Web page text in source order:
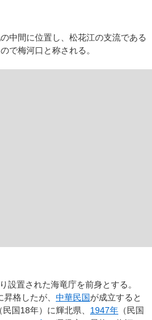
中間に位置し、松花江の支流である
で梅河口と称される。
設置された海竜庁を前身とする。
昇格したが、 中華民国が成立すると
（民国18年）に輝北県、 1947年 （民国